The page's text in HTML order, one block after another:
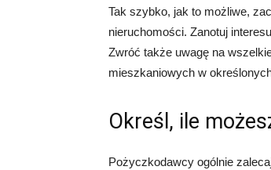
Tak szybko, jak to możliwe,
nieruchomości. Zanotuj
Zwróć także uwagę na
mieszkaniowych w
Określ, ile
Pożyczkodawcy ogólnie